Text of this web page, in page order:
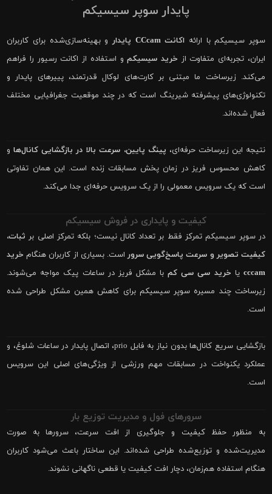
پایدار سوپر سیسیکم
سوپر سیسیکم با ارائه اکانت CCcam پایدار
و بهینه‌سازی‌شده برای کاربران
ایران، تجربه‌ای متفاوت از خرید سیسیکمو استفاده از اکانت رسیور را فراهم
می‌کند. زیرساخت ما مبتنی بر کارت‌های لوکال قدرتمند، پییرهای پایدار و
تکنولوژی‌های پیشرفته شیرینگ است که در چند موقعیت جغرافیایی مختلف
فعال شده‌اند.
نتیجه این زیرساخت حرفه‌ای، پینگ پایین، سرعت بالا در بازگشایی کانال‌هاو
کاهش محسوس فریز در زمان پخش مسابقات زنده است. این همان تفاوتی
است که یک سرویس معمولی را از یک سرویس حرفه‌ای جدا می‌کند.
کیفیت و پایداری در فروش سیسیکم
در سوپر سیسیکم تمرکز فقط بر تعداد کانال نیست؛ بلکه تمرکز اصلی بر ثبات،
کیفیت تصویر و سرعت پاسخ‌گویی سروراست. بسیاری از کاربران هنگام خرید
cccam یا خرید سی سی کمبا مشکل فریز در ساعات پیک مواجه می‌شوند.
زیرساخت چند مسیره سوپر سیسیکم برای کاهش همین مشکل طراحی شده
است.
بازگشایی سریع کانال‌ها بدون نیاز به فایل prio، اتصال پایدار در ساعات شلوغ، و
عملکرد یکنواخت در مسابقات مهم ورزشی از ویژگی‌های اصلی این سرویس
است.
سرورهای فول و مدیریت توزیع بار
به منظور حفظ کیفیت و جلوگیری از افت سرعت، سرورها به صورت
مدیریت‌شده و توزیع‌شده طراحی شده‌اند. این ساختار باعث می‌شود کاربران
هنگام استفاده هم‌زمان، دچار افت کیفیت یا قطعی ناگهانی نشوند.